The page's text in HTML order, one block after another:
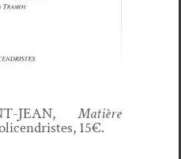
JEAN,Matière
15€.